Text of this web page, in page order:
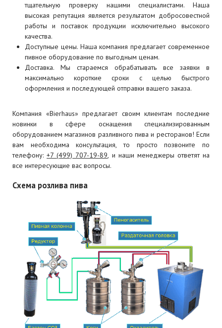
тщательную проверку нашими специалистами. Наша
высокая репутация является результатом добросовестной
работы и поставок продукции исключительно высокого
качества.
Доступные цены.Наша компания предлагает современное
пивное оборудование по выгодным ценам.
Доставка. Мы стараемся обрабатывать все заявки в
максимально короткие сроки с целью быстрого
оформления и последующей отправки вашего заказа.
Компания «Bierhaus» предлагает своим клиентам последние
новинки в сфере оснащения специализированным
оборудованием магазинов разливного пива и ресторанов! Если
вам необходима консультация, то просто позвоните по
телефону:+7 (499) 707-19-89, и наши менеджеры ответят на
все интересующие вас вопросы.
Схема розлива пива